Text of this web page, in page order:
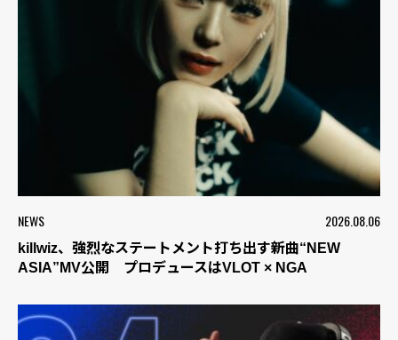
NEWS 2026.08.06
killwiz、強烈なステートメント打ち出す新曲“NEW
ASIA”MV公開 プロデュースはVLOT × NGA